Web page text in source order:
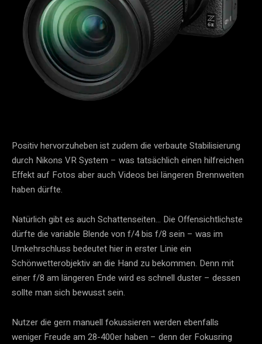
Positiv hervorzuheben ist zudem die verbaute Stabilisierung
durch Nikons VR System – was tatsächlich einen hilfreichen
Effekt auf Fotos aber auch Videos bei längeren Brennweiten
haben dürfte.
Natürlich gibt es auch Schattenseiten… Die Offensichtlichste
dürfte die variable Blende von f/4 bis f/8 sein – was im
Umkehrschluss bedeutet hier in erster Linie ein
Schönwetterobjektiv an die Hand zu bekommen. Denn mit
einer f/8 am längeren Ende wird es schnell duster – dessen
sollte man sich bewusst sein.
Nutzer die gern manuell fokussieren werden ebenfalls
weniger Freude am 28-400er haben – denn der Fokusring